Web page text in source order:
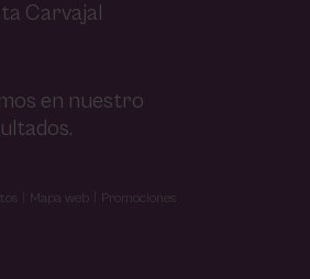
Carvajal
en nuestro
Mapa web Promociones